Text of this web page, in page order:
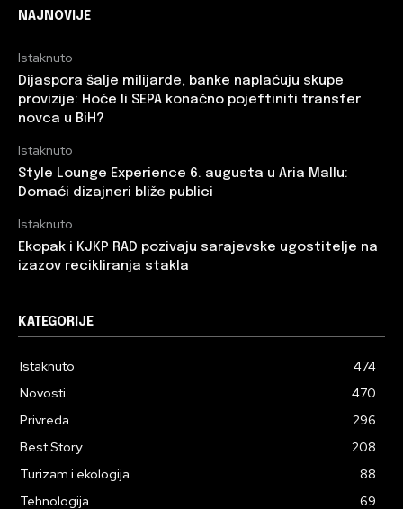
NAJNOVIJE
Istaknuto
Dijaspora šalje milijarde, banke naplaćuju skupe
provizije: Hoće li SEPA konačno pojeftiniti transfer
novca u BiH?
Istaknuto
Style Lounge Experience 6. augusta u Aria Mallu:
Domaći dizajneri bliže publici
Istaknuto
Ekopak i KJKP RAD pozivaju sarajevske ugostitelje na
izazov recikliranja stakla
KATEGORIJE
Istaknuto
474
Novosti
470
Privreda
296
Best Story
208
Turizam i ekologija
88
Tehnologija
69